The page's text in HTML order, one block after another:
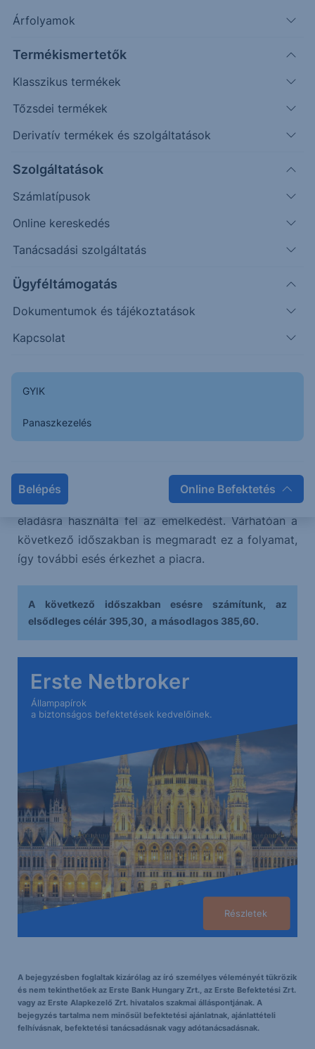
Árfolyamok
Termékismertetők
Klasszikus termékek
Tőzsdei termékek
Derivatív termékek és szolgáltatások
Szolgáltatások
Számlatípusok
Online kereskedés
Tanácsadási szolgáltatás
Ügyféltámogatás
Dokumentumok és tájékoztatások
Kapcsolat
GYIK
Panaszkezelés
Belépés Online Befektetés
Timeframe Irány
Ellenállások
Napos
sikerült a letörését megerősíteni, az emelkedésnek a
200 napos mozgóátlag álta útját, ami ismét délnek
csatornában mozog a piac és valószínű, hogy az
A lefordulást követő emelkedésre nem jött
megerősítés a piaci szereplők részéről, többségük
eladásra használta fel az emelkedést. Várhatóan a
következő időszakban is megmaradt ez a folyamat,
így további esés érkezhet a piacra.
A következő időszakban esésre számítunk, az
elsődleges célár 395,30, a másodlagos 385,60.
Erste Netbroker
Állampapírok
a biztonságos befektetések kedvelőinek.
Részletek
A bejegyzésben foglaltak kizárólag az író személyes véleményét tükrözik
és nem tekinthetőek az Erste Bank Hungary Zrt., az Erste Befektetési Zrt.
vagy az Erste Alapkezelő Zrt. hivatalos szakmai álláspontjának. A
bejegyzés tartalma nem minősül befektetési ajánlatnak, ajánlattételi
felhívásnak, befektetési tanácsadásnak vagy adótanácsadásnak.